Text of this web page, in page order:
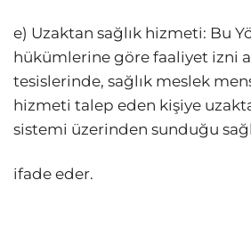
e) Uzaktan sağlık hizmeti: Bu
hükümlerine göre faaliyet izni
tesislerinde, sağlık meslek
hizmeti talep eden kişiye
sistemi üzerinden sunduğu
ifade eder.